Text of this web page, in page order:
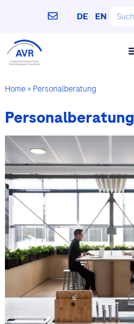
DE EN
Home» Personalberatung
Personalberatung